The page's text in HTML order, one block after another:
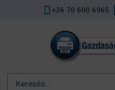
+36 70 600 6965